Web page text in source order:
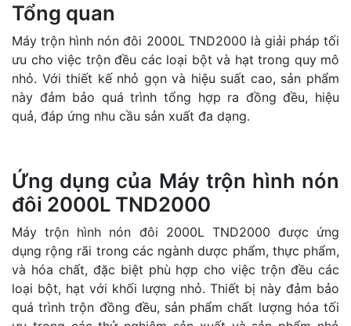
Tổng quan
Máy trộn hình nón đôi 2000L TND2000 là giải pháp tối
ưu cho việc trộn đều các loại bột và hạt trong quy mô
nhỏ. Với thiết kế nhỏ gọn và hiệu suất cao, sản phẩm
này đảm bảo quá trình tổng hợp ra đồng đều, hiệu
quả, đáp ứng nhu cầu sản xuất đa dạng.
Ứng dụng của Máy trộn hình nón
đôi 2000L TND2000
Máy trộn hình nón đôi 2000L TND2000 được ứng
dụng rộng rãi trong các ngành dược phẩm, thực phẩm,
và hóa chất, đặc biệt phù hợp cho việc trộn đều các
loại bột, hạt với khối lượng nhỏ. Thiết bị này đảm bảo
quá trình trộn đồng đều, sản phẩm chất lượng hóa tối